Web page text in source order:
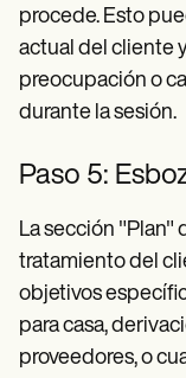
procede. Esto
actual del cliente
preocupación o
durante la sesión.
Paso 5:
La sección "Plan"
tratamiento del
objetivos
para casa,
proveedores, o